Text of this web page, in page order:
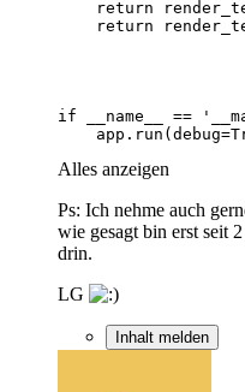
Alles anzeigen
Ps: Ich nehme auch
wie gesagt bin erst seit
drin.
LG
Inhalt melden